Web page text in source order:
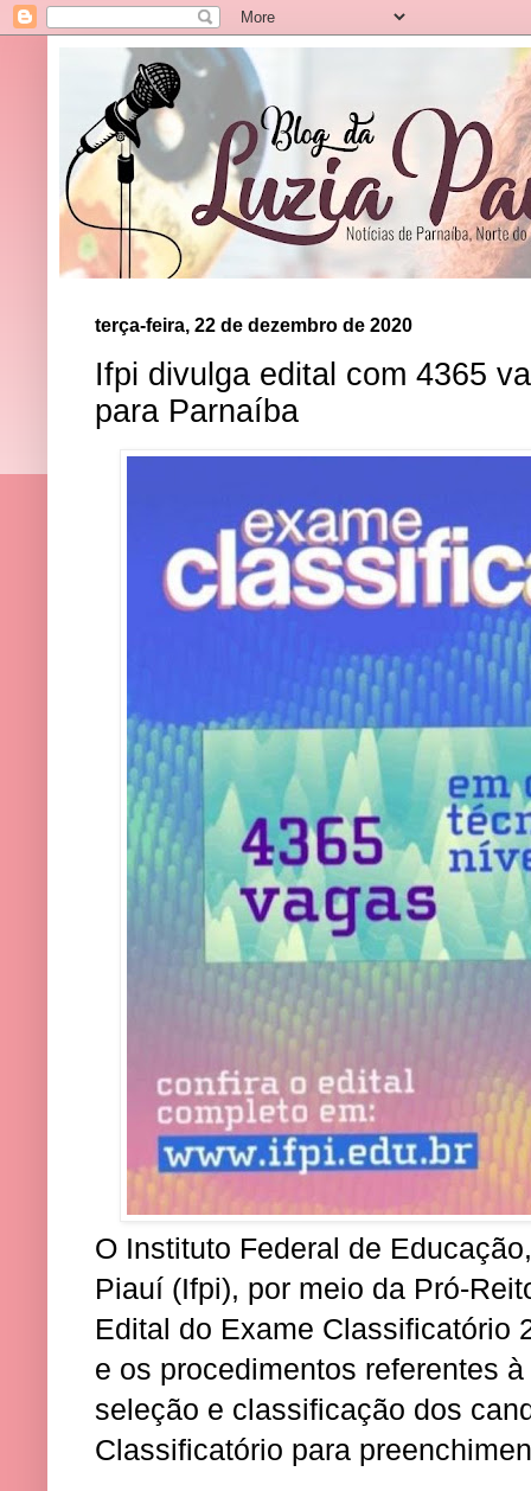
terça-feira, 22 de dezembro de 2020
Ifpi divulga edital com 4365
para Parnaíba
O Instituto Federal de
Piauí (Ifpi), por meio da Pró-
Edital do Exame Classificatório
e os procedimentos referentes
seleção e classificação dos
Classificatório para